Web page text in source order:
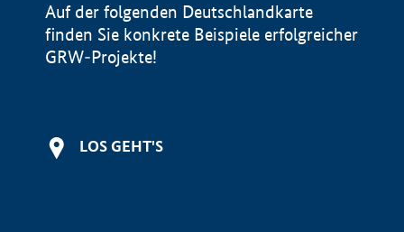
Auf der folgenden Deutschlandkarte
finden Sie konkrete Beispiele erfolgreicher
GRW-Projekte!
LOS GEHT'S